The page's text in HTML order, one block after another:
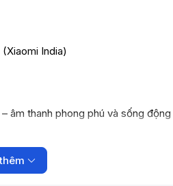
(Xiaomi India)
– âm thanh phong phú và sống
ứng dụng phong phú. (